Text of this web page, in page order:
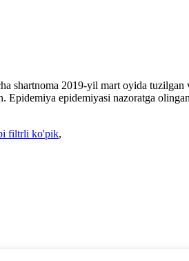
shartnoma 2019-yil mart oyida
Epidemiya epidemiyasi nazoratga
filtrli ko'pik,